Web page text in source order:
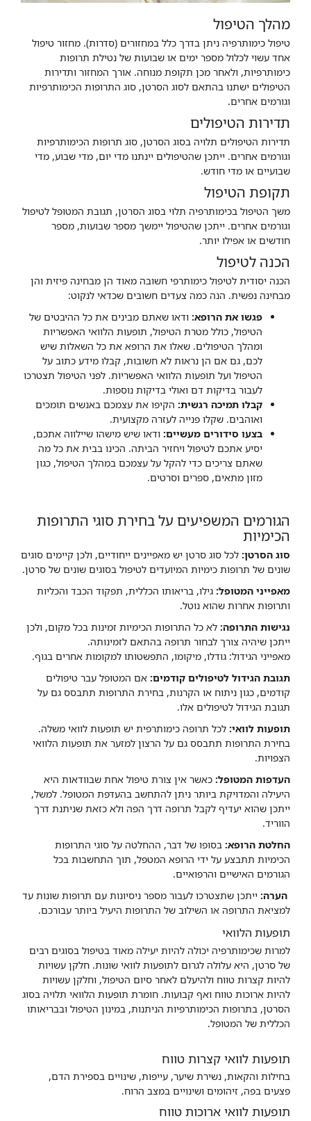
מהלך הטיפול
טיפול כימותרפיה ניתן בדרך כלל במחזורים (סדרות). מחזור טיפול
אחד עשוי לכלול מספר ימים או שבועות של נטילת תרופות
כימותרפיות, ולאחר מכן תקופת מנוחה. אורך המחזור ותדירות
הטיפולים ישתנו בהתאם לסוג הסרטן, סוג התרופות הכימותרפיות
וגורמים אחרים.
תדירות הטיפולים
תדירות הטיפולים תלויה בסוג הסרטן, סוג תרופות הכימותרפיות
וגורמים אחרים. ייתכן שהטיפולים יינתנו מדי יום, מדי שבוע, מדי
שבועיים או מדי חודש.
תקופת הטיפול
משך הטיפול בכימותרפיה תלוי בסוג הסרטן, תגובת המטופל לטיפול
וגורמים אחרים. ייתכן שהטיפול יימשך מספר שבועות, מספר
חודשים או אפילו יותר.
הכנה לטיפול
הכנה יסודית לטיפול כימותרפי חשובה מאוד הן מבחינה פיזית והן
מבחינה נפשית. הנה כמה צעדים חשובים שכדאי לנקוט:
פגשו את הרופא: ודאו שאתם מבינים את כל ההיבטים של
הטיפול, כולל מטרת הטיפול, תופעות הלוואי האפשריות
ומהלך הטיפולים. שאלו את הרופא את כל השאלות שיש
לכם, גם אם הן נראות לא חשובות, קבלו מידע כתוב על
הטיפול ועל תופעות הלוואי האפשריות. לפני הטיפול תצטרכו
לעבור בדיקות דם ואולי בדיקות נוספות.
קבלו תמיכה רגשית: הקיפו את עצמכם באנשים תומכים
ואוהבים. שקלו פנייה לעזרה מקצועית.
בצעו סידורים מעשיים: ודאו שיש מישהו שיילווה אתכם,
יסיע אתכם לטיפול ויחזיר הביתה. הכינו בבית את כל מה
שאתם צריכים כדי להקל על עצמכם במהלך הטיפול, כגון
מזון מתאים, ספרים וסרטים.
הגורמים המשפיעים על בחירת סוגי התרופות
הכימיות
סוג הסרטן: לכל סוג סרטן יש מאפיינים ייחודיים, ולכן קיימים סוגים
שונים של תרופות כימיות המיועדים לטיפול בסוגים שונים של סרטן.
מאפייני המטופל: גילו, בריאותו הכללית, תפקוד הכבד והכליות
ותרופות אחרות שהוא נוטל.
נגישות התרופה: לא כל התרופות הכימיות זמינות בכל מקום, ולכן
ייתכן שיהיה צורך לבחור תרופה בהתאם לזמינותה.
מאפייני הגידול: גודלו, מיקומו, התפשטותו למקומות אחרים בגוף.
תגובת הגידול לטיפולים קודמים: אם המטופל עבר טיפולים
קודמים, כגון ניתוח או הקרנות, בחירת התרופות תתבסס גם על
תגובת הגידול לטיפולים אלו.
תופעות לוואי: לכל תרופה כימותרפית יש תופעות לוואי משלה.
בחירת התרופות תתבסס גם על הרצון למזער את תופעות הלוואי
הצפויות.
העדפות המטופל: כאשר אין צורת טיפול אחת שבוודאות היא
היעילה והמדויקת ביותר ניתן להתחשב בהעדפת המטופל. למשל,
ייתכן שהוא יעדיף לקבל תרופה דרך הפה ולא כזאת שניתנת דרך
הווריד.
החלטת הרופא: בסופו של דבר, ההחלטה על סוגי התרופות
הכימיות תתבצע על ידי הרופא המטפל, תוך התחשבות בכל
הגורמים האישיים והרפואיים.
הערה: ייתכן שתצטרכו לעבור מספר ניסיונות עם תרופות שונות עד
למציאת התרופה או השילוב של התרופות היעיל ביותר עבורכם.
תופעות הלוואי
למרות שכימותרפיה יכולה להיות יעילה מאוד בטיפול בסוגים רבים
של סרטן, היא עלולה לגרום לתופעות לוואי שונות. חלקן עשויות
להיות קצרות טווח ולהיעלם לאחר סיום הטיפול, וחלקן עשויות
להיות ארוכות טווח ואף קבועות. חומרת תופעות הלוואי תלויה בסוג
הסרטן, בתרופות הכימותרפיות הניתנות, במינון הטיפול ובבריאותו
הכללית של המטופל.
תופעות לוואי קצרות טווח
בחילות והקאות, נשירת שיער, עייפות, שינויים בספירת הדם,
פצעים בפה, זיהומים ושינויים במצב הרוח.
תופעות לוואי ארוכות טווח